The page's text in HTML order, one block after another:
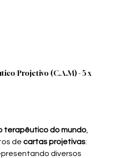
Projetivo (C.A.M) - 5 x
terapêutico do mundo
decartas projetivas:
diversos